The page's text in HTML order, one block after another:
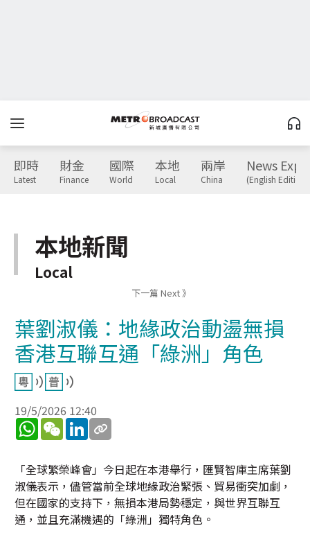
即時
Latest
財金
Finance
國際
World
本地
Local
兩岸
China
News
(English Edition)
本地新聞
Local
下一篇 Next 》
葉劉淑儀：地緣政治動盪無損
香港互聯互通「綠洲」角色
19/5/2026 12:40
WhatsApp
WeChatLinkedIn
「全球繁榮峰會」今日起在本港舉行，匯賢智庫主席葉劉
淑儀表示，儘管當前全球地緣政治緊張、貿易衝突加劇，
但在國家的支持下，無損本港局勢穩定，與世界互聯互
通，並且充滿機遇的「綠洲」獨特角色。